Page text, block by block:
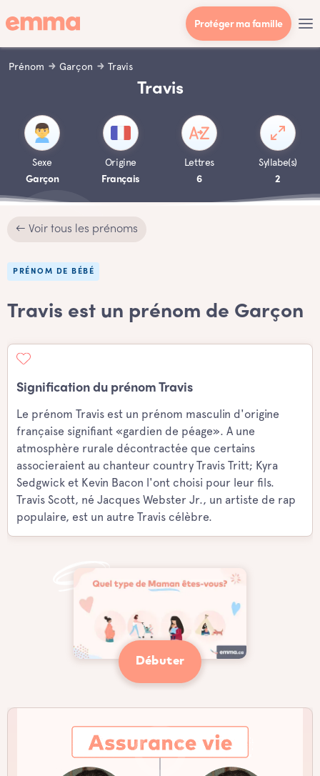
Protéger ma famille
Prénom Garçon Travis
Travis
Sexe
Garçon
Origine
Français
Lettres
6
Syllabe(s)
2
← Voir tous les prénoms
PRÉNOM DE BÉBÉ
Travis est un prénom de Garçon
Signification du prénom Travis
Le prénom Travis est un prénom masculin d'origine
française signifiant «gardien de péage». A une
atmosphère rurale décontractée que certains
associeraient au chanteur country Travis Tritt; Kyra
Sedgwick et Kevin Bacon l'ont choisi pour leur fils.
Travis Scott, né Jacques Webster Jr., un artiste de rap
populaire, est un autre Travis célèbre.
Débuter